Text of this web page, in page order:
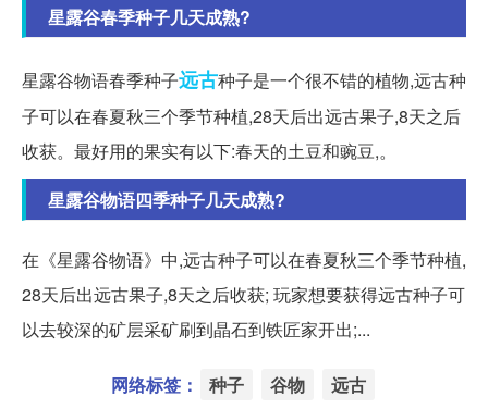
星露谷春季种子几天成熟?
星露谷物语春季种子远古种子是一个很不错的植物,远古种
子可以在春夏秋三个季节种植,28天后出远古果子,8天之后
收获。最好用的果实有以下:春天的土豆和豌豆,。
星露谷物语四季种子几天成熟?
在《星露谷物语》中,远古种子可以在春夏秋三个季节种植,
28天后出远古果子,8天之后收获; 玩家想要获得远古种子可
以去较深的矿层采矿刷到晶石到铁匠家开出;...
网络标签： 种子 谷物 远古